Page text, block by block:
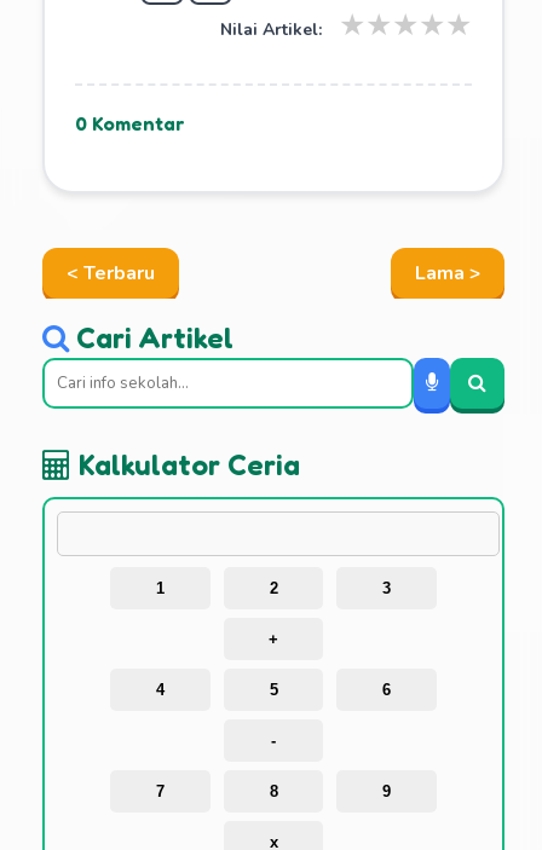
Nilai Artikel: ★
★
★
★
★
0 Komentar
< Terbaru Lama >
Cari Artikel
Kalkulator Ceria
1 2 3
+
4 5 6
-
7 8 9
x